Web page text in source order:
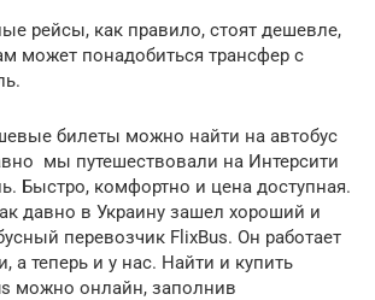
рейсы, как правило, стоят дешевле,
может понадобиться трансфер с
билеты можно найти на автобус
мы путешествовали на Интерсити
Быстро, комфортно и цена доступная.
давно в Украину зашел хороший и
перевозчик FlixBus. Он работает
а теперь и у нас. Найти и купить
можно онлайн, заполнив